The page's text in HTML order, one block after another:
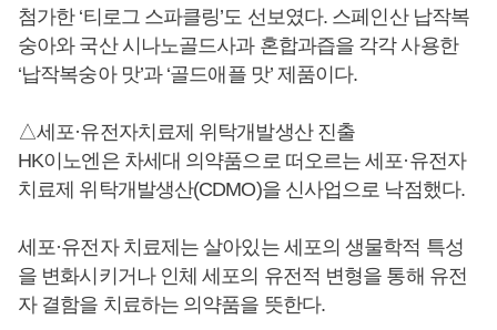
첨가한 ‘티로그 스파클링’도 선보였다. 스페인산 납작복
숭아와 국산 시나노골드사과 혼합과즙을 각각 사용한
‘납작복숭아 맛’과 ‘골드애플 맛’ 제품이다.
△세포·유전자치료제 위탁개발생산 진출
HK이노엔은 차세대 의약품으로 떠오르는 세포·유전자
치료제 위탁개발생산(CDMO)을 신사업으로 낙점했다.
세포·유전자 치료제는 살아있는 세포의 생물학적 특성
을 변화시키거나 인체 세포의 유전적 변형을 통해 유전
자 결함을 치료하는 의약품을 뜻한다.